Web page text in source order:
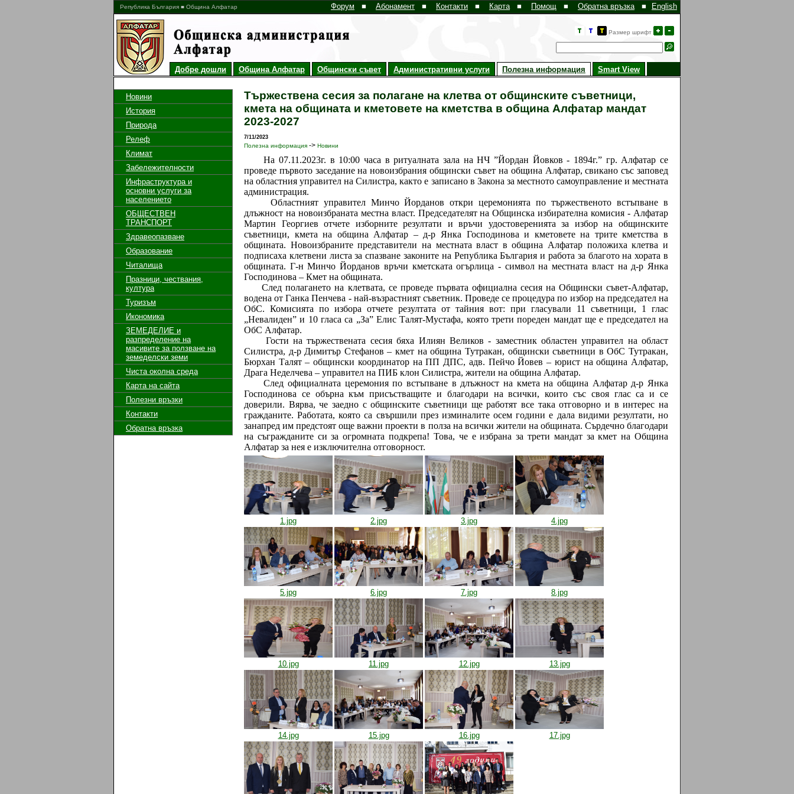
Република България ■ Община Алфатар English
Форум ■ Абонамент ■ Контакти ■ Карта ■ Помощ ■ Обратна връзка ■
Размер шрифт
Добре дошли Община Алфатар Общински съвет Административни услуги Полезна информация Smart View
Новини
История
Природа
Релеф
Климат
Забележителности
Инфраструктура и
основни услуги за
населението
ОБЩЕСТВЕН
ТРАНСПОРТ
Здравеопазване
Образование
Читалища
Празници, чествания,
култура
Туризъм
Икономика
ЗЕМЕДЕЛИЕ и
разпределение на
масивите за ползване на
земeделски земи
Чиста околна среда
Карта на сайта
Полезни връзки
Контакти
Обратна връзка
Тържествена сесия за полагане на клетва от общинските съветници,
кмета на общината и кметовете на кметства в община Алфатар мандат
2023-2027
7/11/2023
Полезна информация -> Новини
На 07.11.2023г. в 10:00 часа в ритуалната зала на НЧ ”Йордан Йовков - 1894г.” гр. Алфатар се
проведе първото заседание на новоизбрания общински съвет на община Алфатар, свикано със заповед
на областния управител на Силистра, както е записано в Закона за местното самоуправление и местната
администрация.
Областният управител Минчо Йорданов откри церемонията по тържественото встъпване в
длъжност на новоизбраната местна власт. Председателят на Общинска избирателна комисия - Алфатар
Мартин Георгиев отчете изборните резултати и връчи удостоверенията за избор на общинските
съветници, кмета на община Алфатар – д-р Янка Господинова и кметовете на трите кметства в
общината. Новоизбраните представители на местната власт в община Алфатар положиха клетва и
подписаха клетвени листа за спазване законите на Република България и работа за благото на хората в
общината. Г-н Минчо Йорданов връчи кметската огърлица - символ на местната власт на д-р Янка
Господинова – Кмет на общината.
След полагането на клетвата, се проведе първата официална сесия на Общински съвет-Алфатар,
водена от Ганка Пенчева - най-възрастният съветник. Проведе се процедура по избор на председател на
ОбС. Комисията по избора отчете резултата от тайния вот: при гласували 11 съветници, 1 глас
„Невалиден” и 10 гласа са „За” Елис Талят-Мустафа, която трети пореден мандат ще е председател на
ОбС Алфатар.
Гости на тържествената сесия бяха Илиян Великов - заместник областен управител на област
Силистра, д-р Димитър Стефанов – кмет на община Тутракан, общински съветници в ОбС Тутракан,
Бюрхан Талят – общински координатор на ПП ДПС, адв. Пейчо Йовев – юрист на община Алфатар,
Драга Неделчева – управител на ПИБ клон Силистра, жители на община Алфатар.
След официалната церемония по встъпване в длъжност на кмета на община Алфатар д-р Янка
Господинова се обърна към присъстващите и благодари на всички, които със своя глас са и се
доверили. Вярва, че заедно с общинските съветници ще работят все така отговорно и в интерес на
гражданите. Работата, която са свършили през изминалите осем години е дала видими резултати, но
занапред им предстоят още важни проекти в полза на всички жители на общината. Сърдечно благодари
на съгражданите си за огромната подкрепа! Това, че е избрана за трети мандат за кмет на Община
Алфатар за нея е изключителна отговорност.
1.jpg 2.jpg 3.jpg 4.jpg
5.jpg 6.jpg 7.jpg 8.jpg
10.jpg 11.jpg 12.jpg 13.jpg
14.jpg 15.jpg 16.jpg 17.jpg